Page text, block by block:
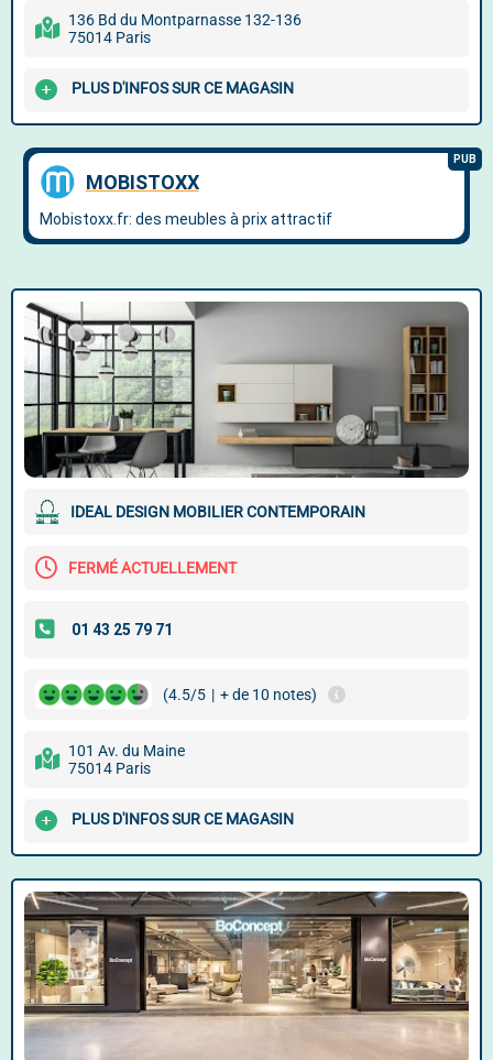
136 Bd du Montparnasse 132-136
75014 Paris
PLUS D'INFOS SUR CE MAGASIN
IDEAL DESIGN MOBILIER CONTEMPORAIN
FERMÉ ACTUELLEMENT
(4.5/5 | + de 10 notes)
101 Av. du Maine
75014 Paris
PLUS D'INFOS SUR CE MAGASIN